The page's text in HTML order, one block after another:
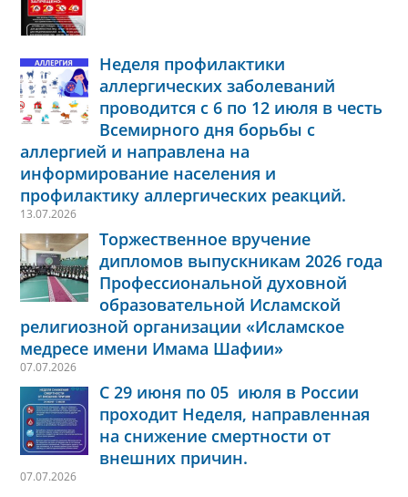
Неделя профилактики
аллергических заболеваний
проводится с 6 по 12 июля в честь
Всемирного дня борьбы с
аллергией и направлена на
информирование населения и
профилактику аллергических реакций.
13.07.2026
Торжественное вручение
дипломов выпускникам 2026 года
Профессиональной духовной
образовательной Исламской
религиозной организации «Исламское
медресе имени Имама Шафии»
07.07.2026
С 29 июня по 05 июля в России
проходит Неделя, направленная
на снижение смертности от
внешних причин.
07.07.2026